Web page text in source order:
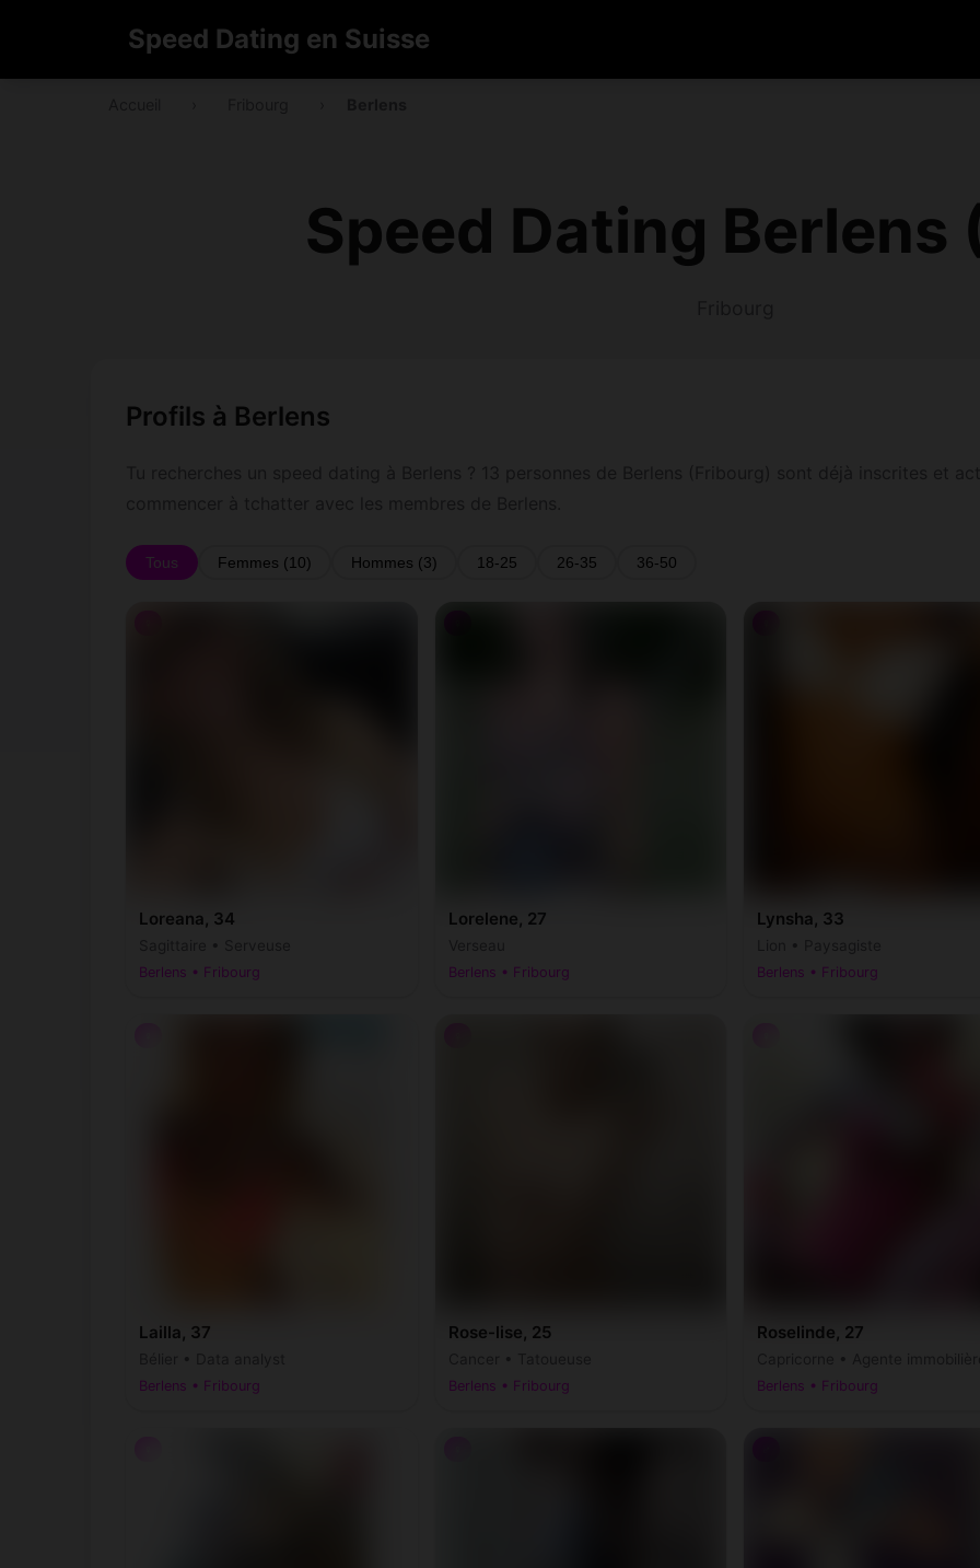
Speed Dating en Suisse
Speed Dating Berlens
Profils à Berlens
Tous Femmes (10) Hommes (3) 18-25 26-35 36-50
Loreana, 34
Berlens • Fribourg
Lorelene, 27
Berlens • Fribourg
Lynsha, 33
Berlens • Fribourg
Lailla, 37
Berlens • Fribourg
Rose-lise, 25
Berlens • Fribourg
Roselinde, 27
Berlens • Fribourg